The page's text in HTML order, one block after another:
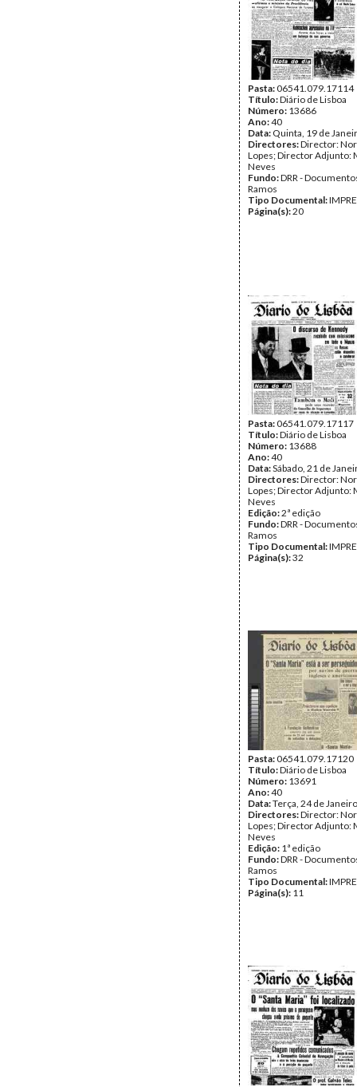
Pasta:06541.079.17114
Título:Diário de Lisboa
Número: 13686
Ano:40
Data: Quinta, 19 de
Directores:Director:
Lopes; Director Adjunto:
Neves
Fundo:DRR -
Ramos
Tipo Documental:
Página(s):20
Pasta:06541.079.17117
Título:Diário de Lisboa
Número: 13688
Ano:40
Data:Sábado, 21 de
Directores:Director:
Lopes; Director Adjunto:
Neves
Edição:2ª edição
Fundo:DRR -
Ramos
Tipo Documental:
Página(s):32
Pasta:06541.079.17120
Título:Diário de Lisboa
Número: 13691
Ano:40
Data:Terça, 24 de
Directores:Director:
Lopes; Director Adjunto:
Neves
Edição: 1ª edição
Fundo:DRR -
Ramos
Tipo Documental:
Página(s): 11